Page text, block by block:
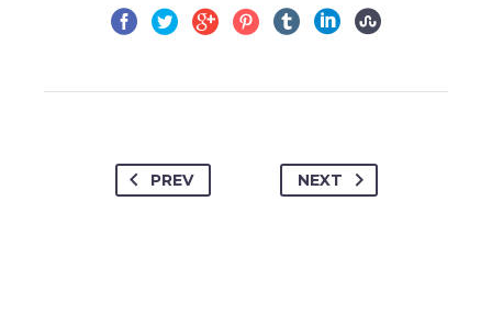
PREV NEXT